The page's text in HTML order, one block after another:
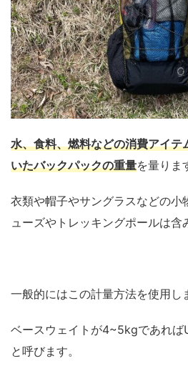
水、食料、燃料などの消費アイテ
いたバックパックの重量を量りま
衣類や帽子やサングラスなどの小
ューズやトレッキングポールは含
一般的にはこの計量方法を使用し
ベースウェイトが4~5kgであれば
と呼びます。